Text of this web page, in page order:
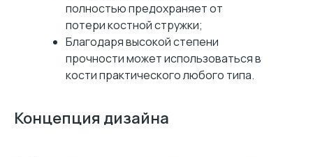
полностью предохраняет от
потери костной стружки;
Благодаря высокой степени
прочности может использоваться в
кости практического любого типа.
Концепция дизайна